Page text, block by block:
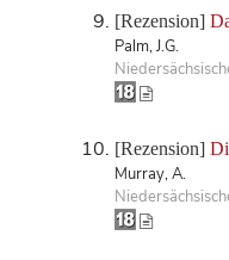
[Rezension]
Palm, J.G.
[Rezension]
Murray, A.